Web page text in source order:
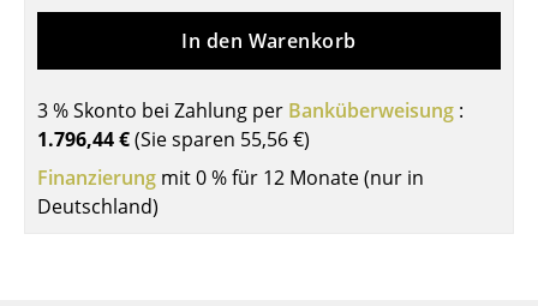
Schreibtische
Sekretäre & PC-Tische
Konferenztische
Stehtische & Stehpulte
In den Warenkorb
3 % Skonto bei Zahlung per Banküberweisung :
1.796,44 €(Sie sparen 55,56 €)
Finanzierung mit 0 % für 12 Monate (nur in
Deutschland)